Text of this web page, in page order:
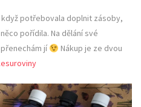
když potřebovala doplnit zásoby,
pořídila. Na dělání své
jí
Nákup je ze dvou